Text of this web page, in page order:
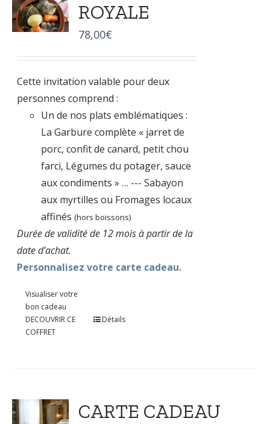
ROYALE
78,00€
Cette invitation valable pour deux
personnes comprend :
Un de nos plats emblématiques :
La Garbure complète « jarret de
porc, confit de canard, petit chou
farci, Légumes du potager, sauce
aux condiments » … --- Sabayon
aux myrtilles ou Fromages locaux
affinés(hors boissons)
Durée de validité de 12 mois à partir de la
date d’achat.
Personnalisez votre carte cadeau.
Visualiser votre
bon cadeau
DECOUVRIR CE
COFFRET
Détails
CARTE CADEAU